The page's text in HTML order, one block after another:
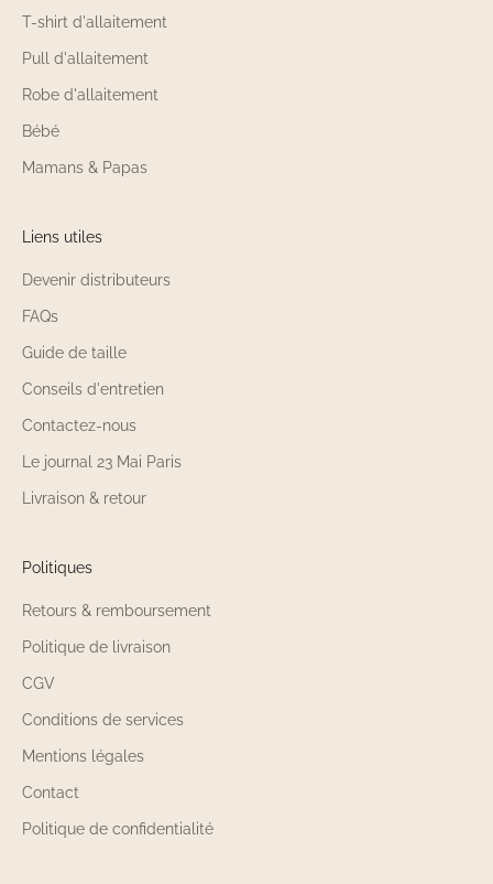
T-shirt d'allaitement
Pull d'allaitement
Robe d'allaitement
Bébé
Mamans & Papas
Liens utiles
Devenir distributeurs
FAQs
Guide de taille
Conseils d'entretien
Contactez-nous
Le journal 23 Mai Paris
Livraison & retour
Politiques
Retours & remboursement
Politique de livraison
CGV
Conditions de services
Mentions légales
Contact
Politique de confidentialité